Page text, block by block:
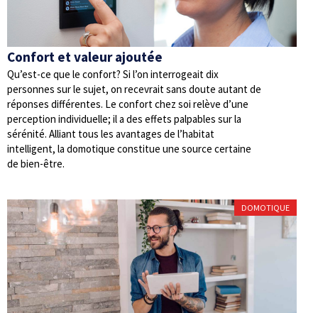
Confort et valeur ajoutée
Qu’est-ce que le confort? Si l’on interrogeait dix
personnes sur le sujet, on recevrait sans doute autant de
réponses différentes. Le confort chez soi relève d’une
perception individuelle; il a des effets palpables sur la
sérénité. Alliant tous les avantages de l’habitat
intelligent, la domotique constitue une source certaine
de bien-être.
DOMOTIQUE